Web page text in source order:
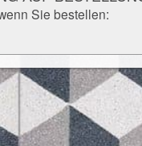
Sie bestellen: